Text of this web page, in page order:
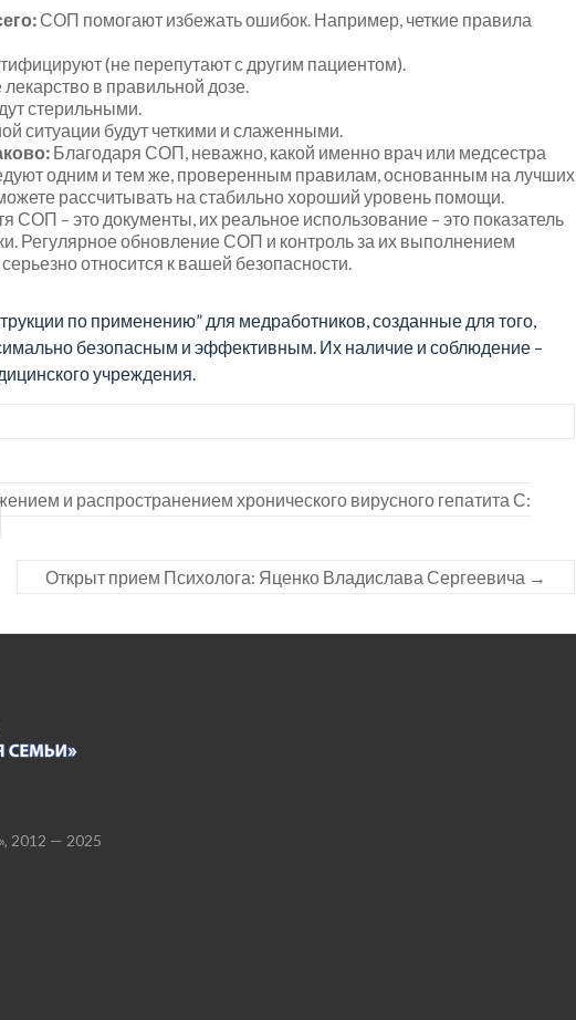
СОП помогают избежать ошибок. Например, четкие правила
(не перепутают с другим пациентом).
в правильной дозе.
стерильными.
ситуации будут четкими и слаженными.
Благодаря СОП, неважно, какой именно врач или медсестра
одним и тем же, проверенным правилам, основанным на лучших
рассчитывать на стабильно хороший уровень помощи.
СОП – это документы, их реальное использование – это показатель
Регулярное обновление СОП и контроль за их выполнением
относится к вашей безопасности.
по применению” для медработников, созданные для того,
безопасным и эффективным. Их наличие и соблюдение –
учреждения.
и распространением хронического вирусного гепатита С:
Открыт прием Психолога: Яценко Владислава Сергеевича →
2012 — 2025